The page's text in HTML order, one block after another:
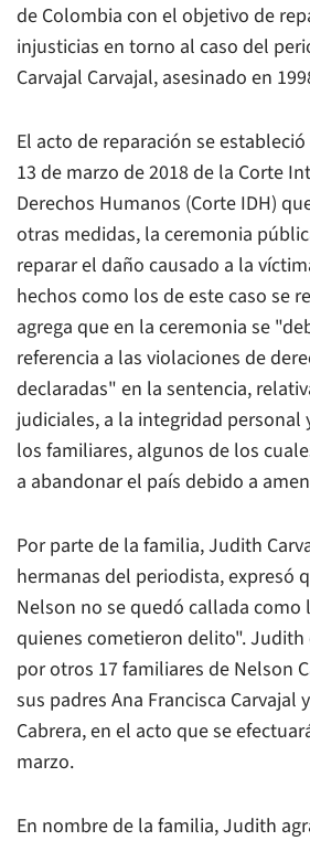
de Colombia con el objetivo de
injusticias en torno al caso del
Carvajal Carvajal, asesinado en
El acto de reparación se
13 de marzo de 2018 de la Corte
Derechos Humanos (Corte IDH)
otras medidas, la ceremonia
reparar el daño causado a la
hechos como los de este caso se
agrega que en la ceremonia se
referencia a las violaciones de
declaradas" en la sentencia,
judiciales, a la integridad personal
los familiares, algunos de los
a abandonar el país debido a
Por parte de la familia, Judith
hermanas del periodista, expresó
Nelson no se quedó callada
quienes cometieron delito". Judith
por otros 17 familiares de Nelson
sus padres Ana Francisca Carvajal
Cabrera, en el acto que se
marzo.
En nombre de la familia, Judith